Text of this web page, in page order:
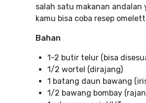
salah satu makanan andalan
kamu bisa coba resep
Bahan
1-2 butir telur (bisa
1/2 wortel (dirajang)
1 batang daun bawang
1/2 bawang bombay